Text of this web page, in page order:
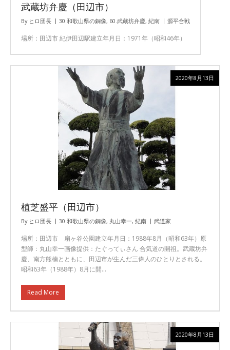
武蔵坊弁慶（田辺市）
By ヒロ団長 30.和歌山県の銅像, 60.武蔵坊弁慶, 紀南 源平合戦
場所：田辺市 紀伊田辺駅建立年月日：1971年（昭和46年）
植芝盛平（田辺市）
By ヒロ団長 30.和歌山県の銅像, 丸山幸一, 紀南 武道家
場所：田辺市 扇ヶ谷公園建立年月日：1988年8月（昭和63年）原
型師：丸山幸一画像提供：たぐってぃさん 合気道の開祖。武蔵坊弁
慶、南方熊楠とともに、田辺市が生んだ三偉人のひとりとされる。
昭和63年（1988年）8月に開…
Read More
2020年8月13日
2020年8月13日